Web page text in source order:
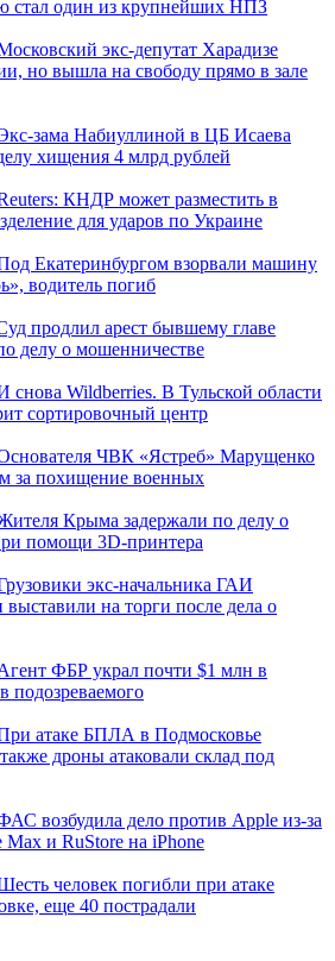
стал один из крупнейших НПЗ
экс-депутат Харадизе
но вышла на свободу прямо в зале
зама Набиуллиной в ЦБ Исаева
хищения 4 млрд рублей
КНДР может разместить в
для ударов по Украине
Екатеринбургом взорвали машину
водитель погиб
продлил арест бывшему главе
делу о мошенничестве
снова Wildberries. В Тульской области
сортировочный центр
ЧВК «Ястреб» Марущенко
за похищение военных
Крыма задержали по делу о
помощи 3D‑принтера
экс-начальника ГАИ
выставили на торги после дела о
ФБР украл почти $1 млн в
подозреваемого
атаке БПЛА в Подмосковье
дроны атаковали склад под
возбудила дело против Apple из-за
Max и RuStore на iPhone
человек погибли при атаке
еще 40 пострадали